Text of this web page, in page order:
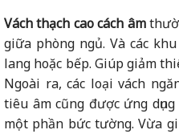
Vách thạch cao cách âm
giữa phòng ngủ. Và các
lang hoặc bếp. Giúp giảm
Ngoài ra, các loại vách
tiêu âm cũng được ứng
một phần bức tường. Vừa